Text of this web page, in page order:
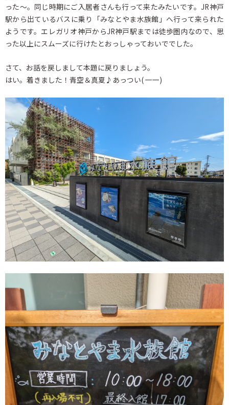
った～。同じ時期にご入居者さんも行って来たみたいです。JR神戸
駅から出ているバスに乗り「みなとやま水族館」へ行って来られた
ようです。エレガリオ神戸からJR神戸駅までは徒歩圏内なので、思
った以上にスムーズに行けたとおっしゃっておいででした。
さて、お話を戻しまして本題に戻りましょう。
はい。着きました！青空＆真夏♪あっつい( 一一)